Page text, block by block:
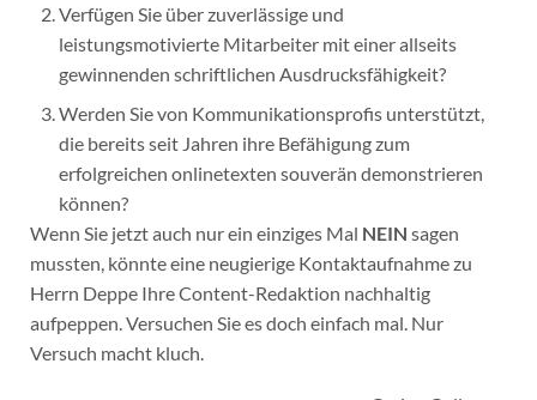
Verfügen Sie über zuverlässige und
leistungsmotivierte Mitarbeiter mit einer allseits
gewinnenden schriftlichen Ausdrucksfähigkeit?
Werden Sie von Kommunikationsprofis unterstützt,
die bereits seit Jahren ihre Befähigung zum
erfolgreichen onlinetexten souverän demonstrieren
können?
Wenn Sie jetzt auch nur ein einziges Mal NEIN sagen
mussten, könnte eine neugierige Kontaktaufnahme zu
Herrn Deppe Ihre Content-Redaktion nachhaltig
aufpeppen. Versuchen Sie es doch einfach mal. Nur
Versuch macht kluch.